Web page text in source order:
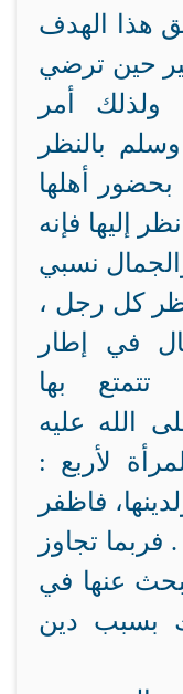
هذا الهدف
حين ترضي
أمر
بالنظر
أهلها
إليها فإنه
نسبي
كل رجل ،
في إطار
تتمتع بها
الله عليه
لأربع :
فاظفر
تجاوز
عنها في
بسبب دين